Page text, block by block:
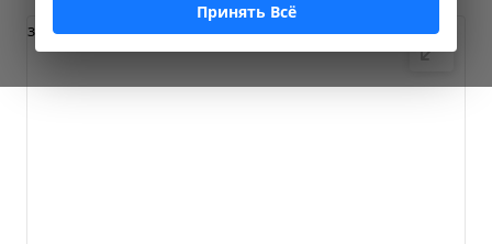
загрузка карты...
Принять Всё